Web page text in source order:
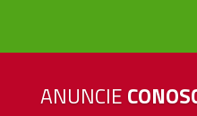
ANUNCIE